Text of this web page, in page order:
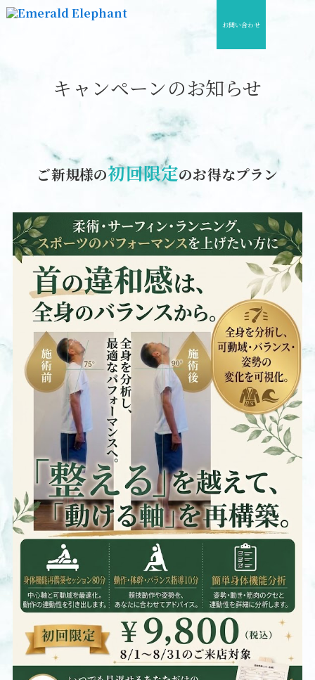
お問い合わせ
キャンペーンのお知らせ
ご新規様の初回限定のお得なプラン